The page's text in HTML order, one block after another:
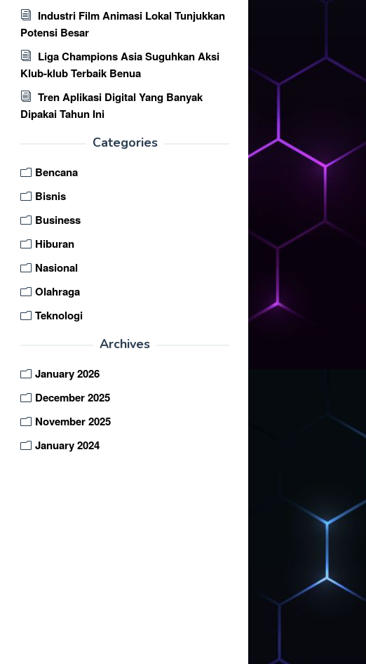
Industri Film Animasi Lokal Tunjukkan
Potensi Besar
Liga Champions Asia Suguhkan Aksi
Klub-klub Terbaik Benua
Tren Aplikasi Digital Yang Banyak
Dipakai Tahun Ini
Categories
Bencana
Bisnis
Business
Hiburan
Nasional
Olahraga
Teknologi
Archives
January 2026
December 2025
November 2025
January 2024